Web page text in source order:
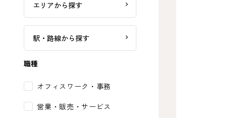
エリアから探す
駅・路線から探す
職種
オフィスワーク・事務
営業・販売・サービス